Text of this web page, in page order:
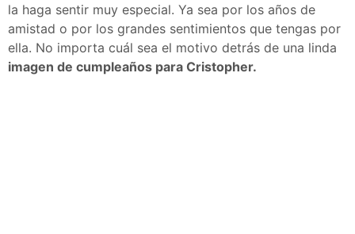
la haga sentir muy especial. Ya sea por los años de
amistad o por los grandes sentimientos que tengas por
ella. No importa cuál sea el motivo detrás de una linda
imagen de cumpleaños para Cristopher.